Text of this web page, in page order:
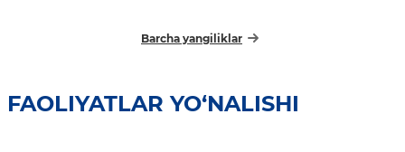
Barcha yangiliklar
FAOLIYATLAR YO‘NALISHI